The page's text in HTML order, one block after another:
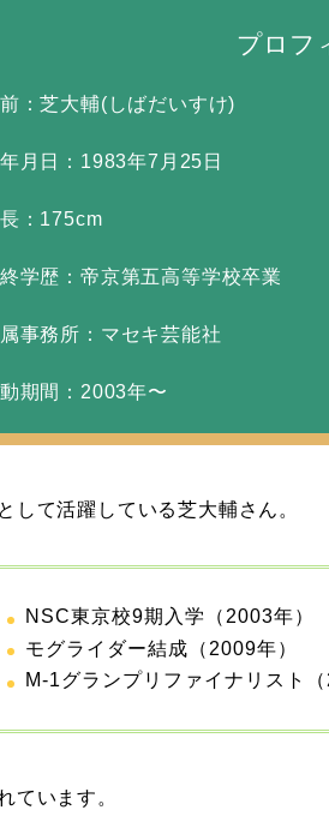
プロフ
：芝大輔(しばだいすけ)
月日：1983年7月25日
：175cm
学歴：帝京第五高等学校卒業
事務所：マセキ芸能社
期間：2003年〜
して活躍している芝大輔さん。
NSC東京校9期入学（2003年）
モグライダー結成（2009年）
M-1グランプリファイナリスト
ています。